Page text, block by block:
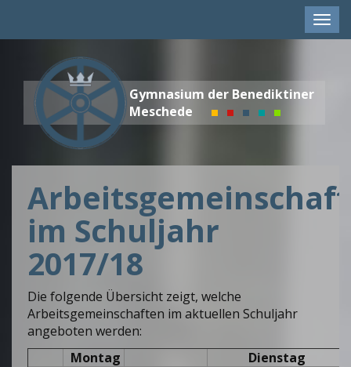
Gymnasium der Benediktiner
Meschede
im Schuljahr
2017/18
Die folgende Übersicht zeigt, welche
Arbeitsgemeinschaften im aktuellen Schuljahr
angeboten werden:
Montag
Dienstag